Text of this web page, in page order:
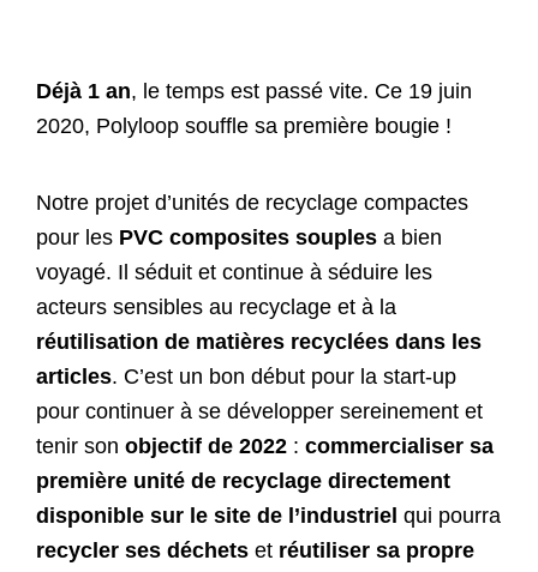
Déjà 1 an, le temps est passé vite. Ce 19 juin
2020, Polyloop souffle sa première bougie !
Notre projet d’unités de recyclage compactes
pour les PVC composites souples a bien
voyagé. Il séduit et continue à séduire les
acteurs sensibles au recyclage et à la
réutilisation de matières recyclées dans les
articles. C’est un bon début pour la start-up
pour continuer à se développer sereinement et
tenir son objectif de 2022 : commercialiser sa
première unité de recyclage directement
disponible sur le site de l’industriel qui pourra
recycler ses déchets et réutiliser sa propre